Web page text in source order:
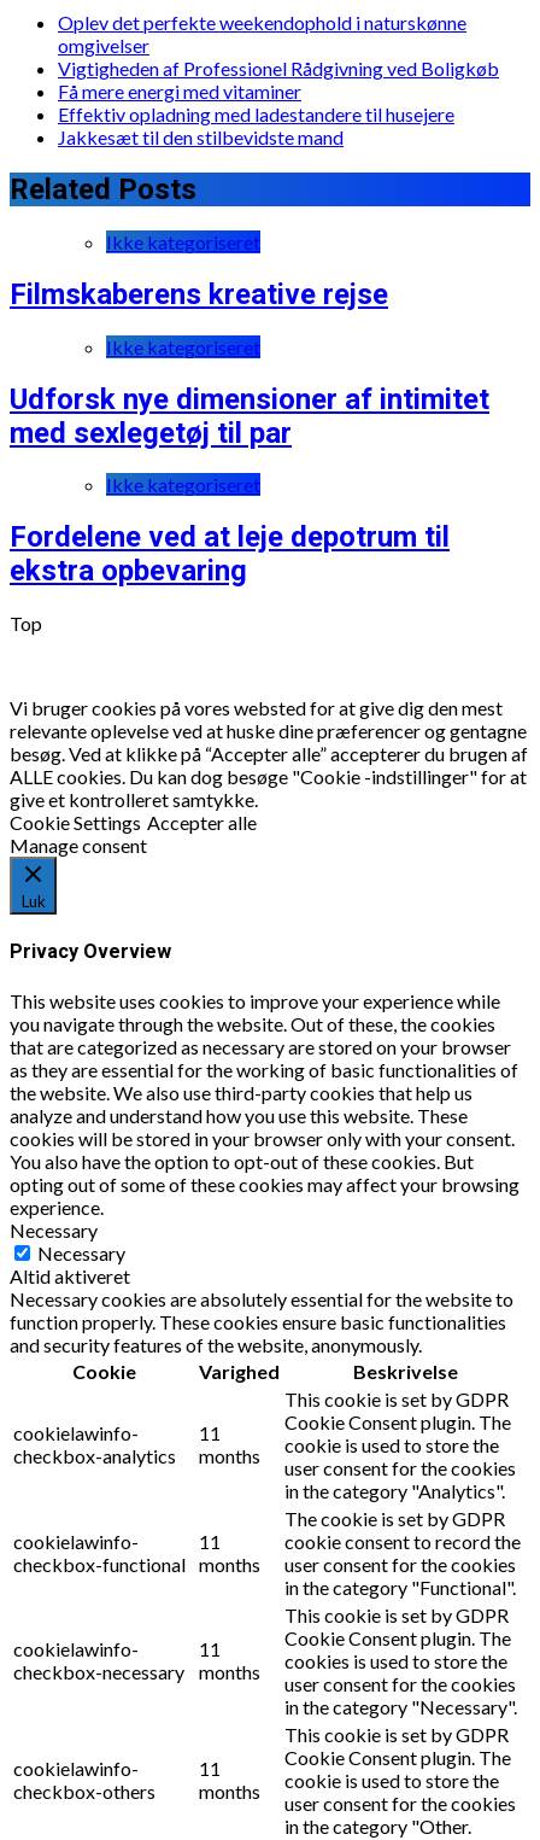
Oplev det perfekte weekendophold i naturskønne
omgivelser
Vigtigheden af Professionel Rådgivning ved Boligkøb
Få mere energi med vitaminer
Effektiv opladning med ladestandere til husejere
Jakkesæt til den stilbevidste mand
Related Posts
Ikke kategoriseret
Filmskaberens kreative rejse
Ikke kategoriseret
Udforsk nye dimensioner af intimitet
med sexlegetøj til par
Ikke kategoriseret
Fordelene ved at leje depotrum til
ekstra opbevaring
Top
Vi bruger cookies på vores websted for at give dig den mest
relevante oplevelse ved at huske dine præferencer og gentagne
besøg. Ved at klikke på “Accepter alle” accepterer du brugen af
ALLE cookies. Du kan dog besøge "Cookie -indstillinger" for at
give et kontrolleret samtykke.
Cookie Settings Accepter alle
Manage consent
Luk
Privacy Overview
This website uses cookies to improve your experience while
you navigate through the website. Out of these, the cookies
that are categorized as necessary are stored on your browser
as they are essential for the working of basic functionalities of
the website. We also use third-party cookies that help us
analyze and understand how you use this website. These
cookies will be stored in your browser only with your consent.
You also have the option to opt-out of these cookies. But
opting out of some of these cookies may affect your browsing
experience.
Necessary
Necessary
Altid aktiveret
Necessary cookies are absolutely essential for the website to
function properly. These cookies ensure basic functionalities
and security features of the website, anonymously.
Cookie
Varighed Beskrivelse
cookielawinfo-
checkbox-analytics
11
months
This cookie is set by GDPR
Cookie Consent plugin. The
cookie is used to store the
user consent for the cookies
in the category "Analytics".
cookielawinfo-
checkbox-functional
11
months
The cookie is set by GDPR
cookie consent to record the
user consent for the cookies
in the category "Functional".
cookielawinfo-
checkbox-necessary
11
months
This cookie is set by GDPR
Cookie Consent plugin. The
cookies is used to store the
user consent for the cookies
in the category "Necessary".
cookielawinfo-
checkbox-others
11
months
This cookie is set by GDPR
Cookie Consent plugin. The
cookie is used to store the
user consent for the cookies
in the category "Other.